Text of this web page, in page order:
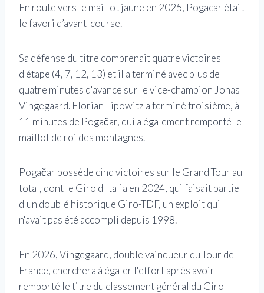
En route vers le maillot jaune en 2025, Pogacar était
le favori d’avant-course.
Sa défense du titre comprenait quatre victoires
d'étape (4, 7, 12, 13) et il a terminé avec plus de
quatre minutes d'avance sur le vice-champion Jonas
Vingegaard. Florian Lipowitz a terminé troisième, à
11 minutes de Pogačar, qui a également remporté le
maillot de roi des montagnes.
Pogačar possède cinq victoires sur le Grand Tour au
total, dont le Giro d'Italia en 2024, qui faisait partie
d'un doublé historique Giro-TDF, un exploit qui
n'avait pas été accompli depuis 1998.
En 2026, Vingegaard, double vainqueur du Tour de
France, cherchera à égaler l'effort après avoir
remporté le titre du classement général du Giro